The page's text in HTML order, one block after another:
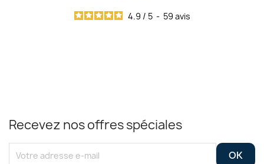
4.9 / 5 - 59 avis
Recevez nos offres spéciales